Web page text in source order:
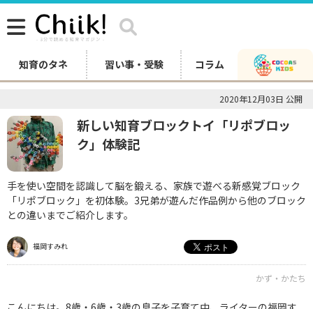
知育のタネ 習い事・受験 コラム
2020年12月03日 公開
新しい知育ブロックトイ「リポブロッ
ク」体験記
手を使い空間を認識して脳を鍛える、家族で遊べる新感覚ブロック
「リポブロック」を初体験。3兄弟が遊んだ作品例から他のブロック
との違いまでご紹介します。
福岡すみれ
かず・かたち